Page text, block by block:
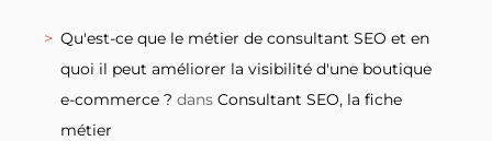
Qu'est-ce que le métier de consultant SEO et en
quoi il peut améliorer la visibilité d'une boutique
e-commerce ? dans Consultant SEO, la fiche
métier